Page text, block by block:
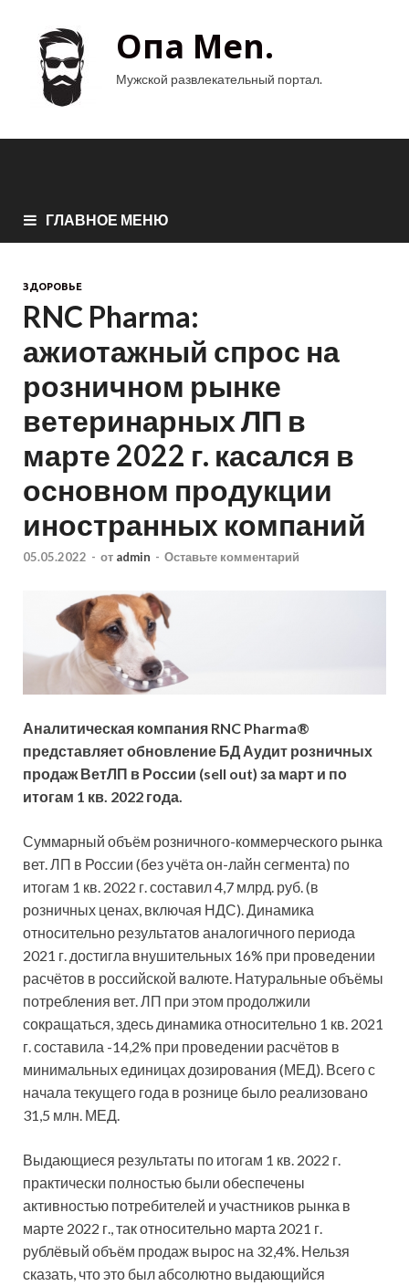
Опа Men.
Мужской развлекательный портал.
ГЛАВНОЕ МЕНЮ
ЗДОРОВЬЕ
RNC Pharma:
ажиотажный спрос на
розничном рынке
ветеринарных ЛП в
марте 2022 г. касался в
основном продукции
иностранных компаний
05.05.2022 - от admin - Оставьте комментарий
Аналитическая компания RNC Pharma®
представляет обновление БД Аудит розничных
продаж ВетЛП в России (sell out) за март и по
итогам 1 кв. 2022 года.
Суммарный объём розничного-коммерческого рынка
вет. ЛП в России (без учёта он-лайн сегмента) по
итогам 1 кв. 2022 г. составил 4,7 млрд. руб. (в
розничных ценах, включая НДС). Динамика
относительно результатов аналогичного периода
2021 г. достигла внушительных 16% при проведении
расчётов в российской валюте. Натуральные объёмы
потребления вет. ЛП при этом продолжили
сокращаться, здесь динамика относительно 1 кв. 2021
г. составила -14,2% при проведении расчётов в
минимальных единицах дозирования (МЕД). Всего с
начала текущего года в рознице было реализовано
31,5 млн. МЕД.
Выдающиеся результаты по итогам 1 кв. 2022 г.
практически полностью были обеспечены
активностью потребителей и участников рынка в
марте 2022 г., так относительно марта 2021 г.
рублёвый объём продаж вырос на 32,4%. Нельзя
сказать, что это был абсолютно выдающийся